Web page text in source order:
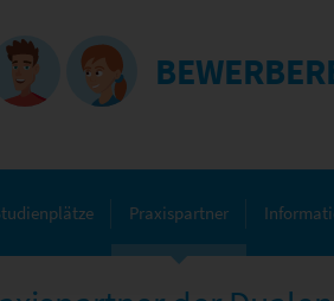
Praxispartner